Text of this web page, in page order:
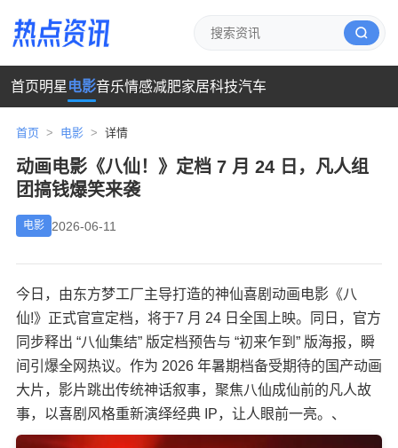
首页明星 电影音乐情感减肥家居科技汽车
首页 > 电影 > 详情
动画电影《八仙！》定档 7 月 24 日，凡人组
团搞钱爆笑来袭
电影 2026-06-11
今日，由东方梦工厂主导打造的神仙喜剧动画电影《八
仙!》正式官宣定档，将于7 月 24 日全国上映。同日，官方
同步释出 “八仙集结” 版定档预告与 “初来乍到” 版海报，瞬
间引爆全网热议。作为 2026 年暑期档备受期待的国产动画
大片，影片跳出传统神话叙事，聚焦八仙成仙前的凡人故
事，以喜剧风格重新演绎经典 IP，让人眼前一亮。、